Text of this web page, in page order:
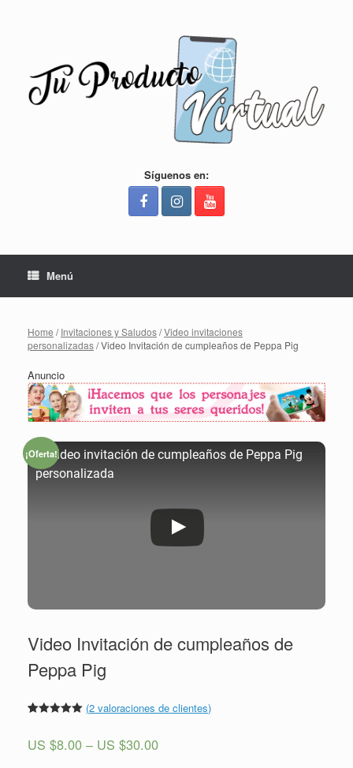
Síguenos en:
Menú
Home /Invitaciones y Saludos/Video invitaciones
personalizadas/ Video Invitación de cumpleaños de Peppa Pig
Anuncio
¡Oferta!
➡ Video invitación de cumpleaños de Peppa Pig
personalizada
Video Invitación de cumpleaños de
Peppa Pig
5 basado
(2 valoraciones de clientes)
US $8.00 – US $30.00